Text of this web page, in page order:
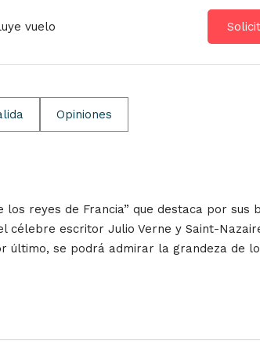
vuelo
Opiniones
los reyes de Francia” que destaca por sus
escritor Julio Verne y Saint-
último, se podrá admirar la grandeza de